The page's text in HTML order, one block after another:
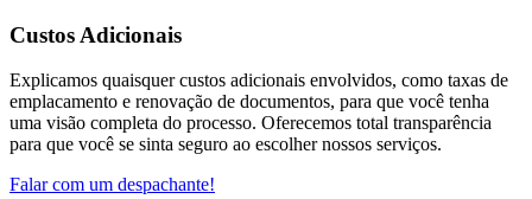
Custos Adicionais
Explicamos quaisquer custos adicionais envolvidos, como taxas de
emplacamento e renovação de documentos, para que você tenha
uma visão completa do processo. Oferecemos total transparência
para que você se sinta seguro ao escolher nossos serviços.
Falar com um despachante!